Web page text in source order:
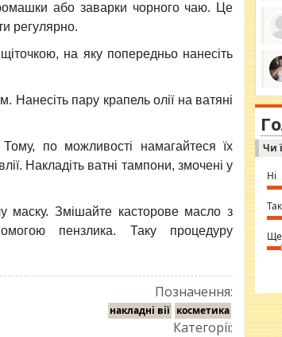
або заварки чорного чаю. Це
регулярно.
на яку попередньо нанесіть
пару крапель олії на ватяні
Тому, по можливості намагайтеся їх
Накладіть ватні тампони, змочені у
маску. Змішайте касторове масло з
пензлика. Таку процедуру
Позначення:
накладні вії косметика
Категорії:
за
ми
in
⇒
Чи
Ні
Так
Ще